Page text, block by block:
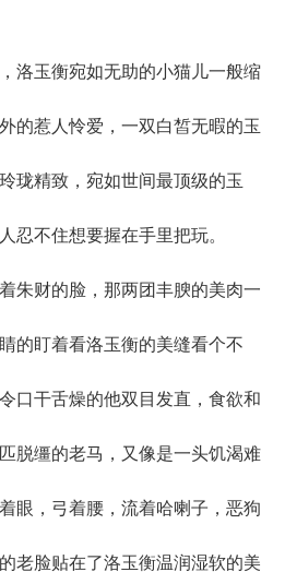
玉衡宛如无助的小猫儿一般缩
的惹人怜爱，一双白皙无暇的玉
珑精致，宛如世间最顶级的玉
忍不住想要握在手里把玩。
财的脸，那两团丰腴的美肉一
的盯着看洛玉衡的美缝看个不
口干舌燥的他双目发直，食欲和
脱缰的老马，又像是一头饥渴难
眼，弓着腰，流着哈喇子，恶狗
老脸贴在了洛玉衡温润湿软的美